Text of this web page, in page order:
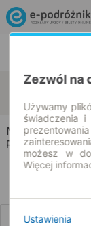
Maldanin
09.08.2026 | -- :
Maldanin →
Rozkład jazdy i
Zezwól na
Używamy
świadczenia i
możesz w
Więcej
Ustawienia